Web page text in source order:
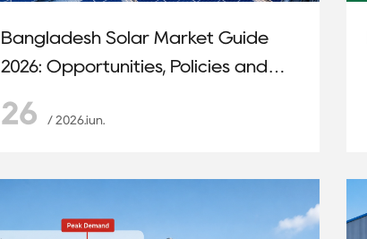
Bangladesh Solar Market Guide
2026: Opportunities, Policies and
26 / 2026.iun.